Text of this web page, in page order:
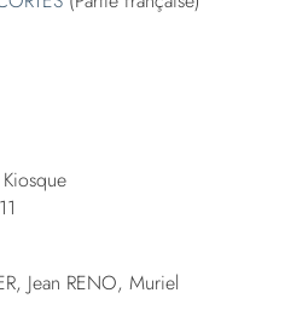
Jean RENO, Muriel